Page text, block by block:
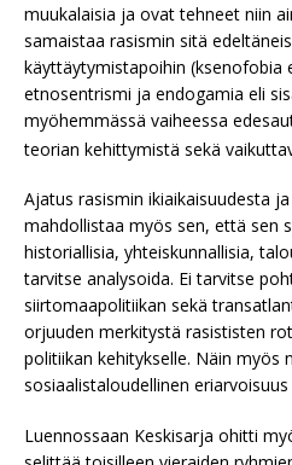
muukalaisia ja ovat tehneet niin
samaistaa rasismin sitä
käyttäytymistapoihin (ksenofobia
etnosentrismi ja endogamia eli
myöhemmässä vaiheessa
teorian kehittymistä sekä
Ajatus rasismin ikiaikaisuudesta
mahdollistaa myös sen, että sen
historiallisia, yhteiskunnallisia,
tarvitse analysoida. Ei tarvitse
siirtomaapolitiikan sekä
orjuuden merkitystä rasististen
politiikan kehitykselle. Näin myös
sosiaalistaloudellinen
Luennossaan Keskisarja ohitti